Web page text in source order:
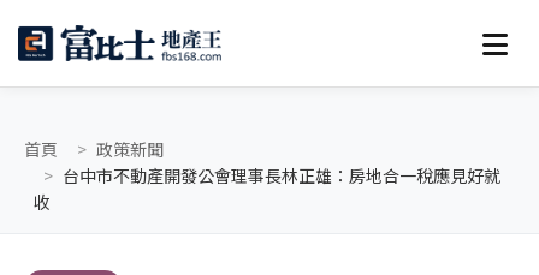
首頁
政策新聞
台中市不動產開發公會理事長林正雄：房地合一稅應見好就
收